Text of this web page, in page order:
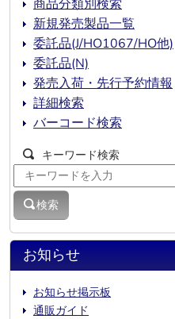
お知らせ
お知らせ掲示板
通販ガイド
商品分類別検索
新規発売製品一覧
委託品(J/HO1067/HO他)
委託品(N)
発売入荷・先行予約情報
詳細検索
バーコード検索
キーワード検索
検索